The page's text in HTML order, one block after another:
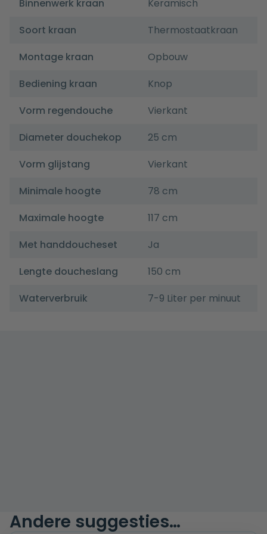
Binnenwerk kraan
Keramisch
Soort kraan
Thermostaatkraan
Montage kraan
Opbouw
Bediening kraan
Knop
Vorm regendouche
Vierkant
Diameter douchekop
25 cm
Vorm glijstang
Vierkant
Minimale hoogte
78 cm
Maximale hoogte
117 cm
Met handdoucheset
Ja
Lengte doucheslang
150 cm
Waterverbruik
7-9 Liter per minuut
Andere suggesties…